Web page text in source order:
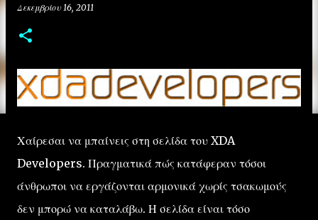
Δεκεμβρίου 16, 2011
Χαίρεσαι να μπαίνεις στη σελίδα του XDA
Developers. Πραγματικά πώς κατάφεραν τόσοι
άνθρωποι να εργάζονται αρμονικά χωρίς τσακωμούς
δεν μπορώ να καταλάβω. Η σελίδα είναι τόσο